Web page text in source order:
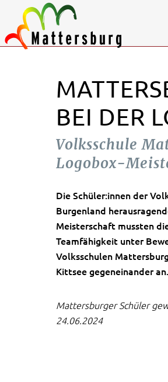
BEI DER
Volksschule
Logobox-
Die Schüler:innen der
Burgenland
Meisterschaft mussten
Teamfähigkeit unter
Volksschulen
Kittsee gegeneinander
Mattersburger Schüler
24.06.2024